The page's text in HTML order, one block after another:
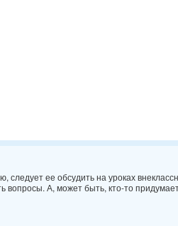
ее обсудить на уроках
вопросы. А, может быть, кто-то